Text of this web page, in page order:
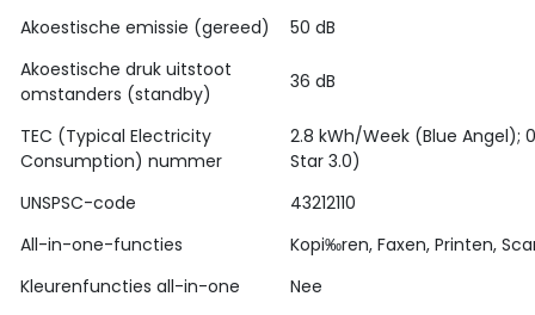
Akoestische emissie (gereed)
50 dB
Akoestische druk uitstoot
omstanders (standby)
36 dB
TEC (Typical Electricity
Consumption) nummer
2.8 kWh/Week (Blue Angel);
Star 3.0)
UNSPSC-code
43212110
All-in-one-functies
Kopi‰ren, Faxen, Printen,
Kleurenfuncties all-in-one
Nee